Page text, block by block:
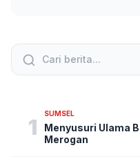
1
SUMSEL
Menyusuri Ulama
Merogan